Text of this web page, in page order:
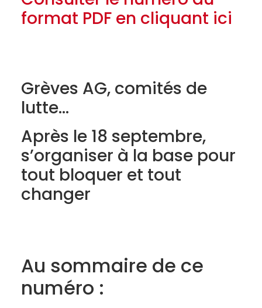
format PDF en cliquant ici
Grèves AG, comités de
lutte…
Après le 18 septembre,
s’organiser à la base pour
tout bloquer et tout
changer
Au sommaire de ce
numéro :